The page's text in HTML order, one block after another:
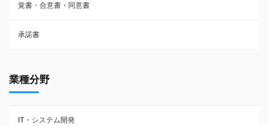
フランチャイズ契約
賃貸借契約
覚書・合意書・同意書
承諾書
業種分野
IT・システム開発